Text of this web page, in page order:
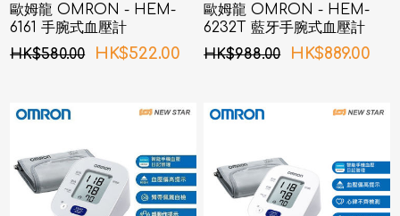
歐姆龍 OMRON - HEM-
6161 手腕式血壓計
HK$580.00
HK$522.00
歐姆龍 OMRON - HEM-
6232T 藍牙手腕式血壓計
HK$988.00
HK$889.00